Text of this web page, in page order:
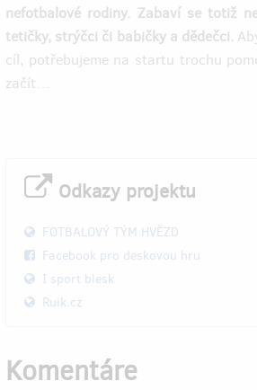
nefotbalové rodiny. Zabaví se totiž
tetičky, strýčci či babičky a dědečci.
cíl, potřebujeme na startu trochu
začít…
Odkazy projektu
FOTBALOVÝ TÝM HVĚZD
Facebook pro deskovou hru
I sport blesk
Ruik.cz
Komentáre